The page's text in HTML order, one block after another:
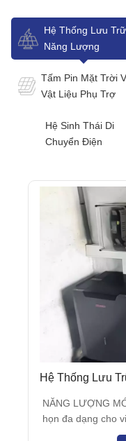
Hệ Thống Lưu Trữ
Năng Lượng
Tấm Pin Mặt Trời
Vật Liệu Phụ Trợ
Hệ Sinh Thái Di
Chuyển Điện
NĂNG LƯỢNG
họn đa dạng cho
dân dụng.Biến